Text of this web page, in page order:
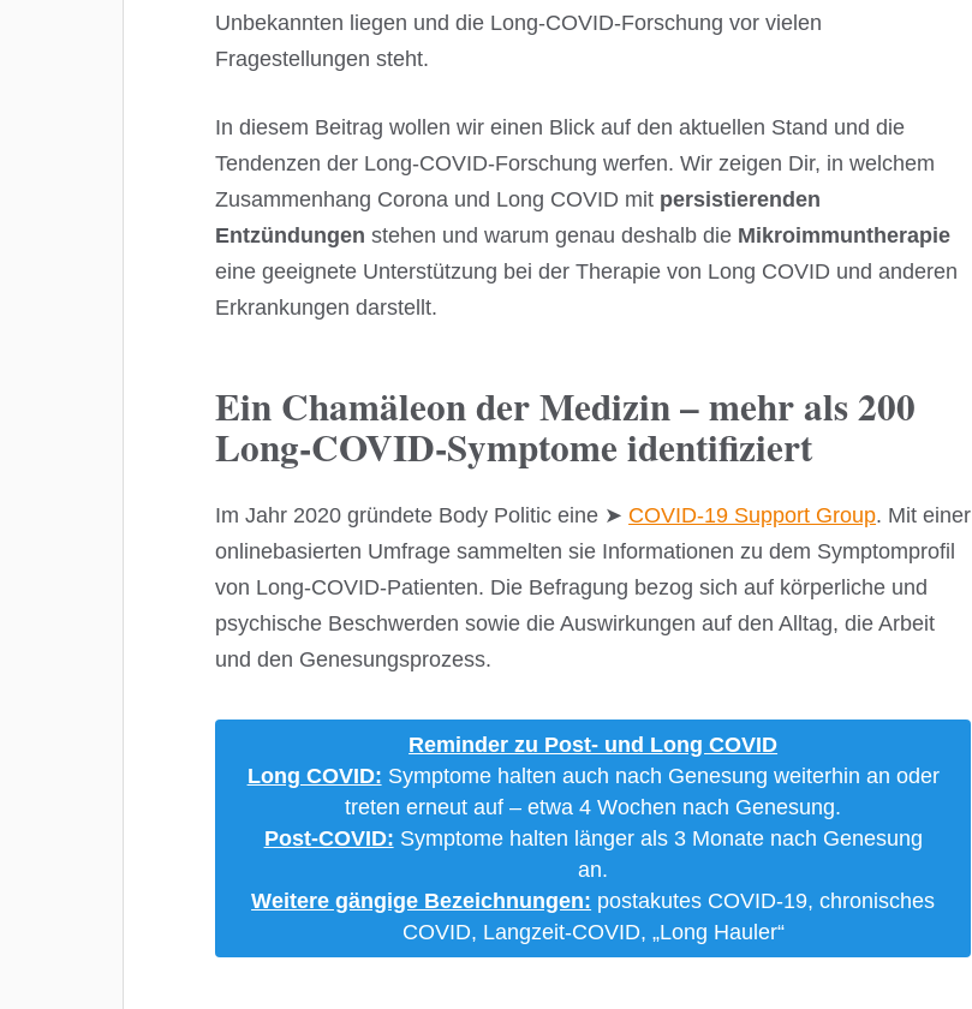
Unbekannten liegen und die Long-COVID-Forschung vor vielen
Fragestellungen steht.
In diesem Beitrag wollen wir einen Blick auf den aktuellen Stand und die
Tendenzen der Long-COVID-Forschung werfen. Wir zeigen Dir, in welchem
Zusammenhang Corona und Long COVID mit persistierenden
Entzündungen stehen und warum genau deshalb die Mikroimmuntherapie
eine geeignete Unterstützung bei der Therapie von Long COVID und anderen
Erkrankungen darstellt.
Ein Chamäleon der Medizin – mehr als 200
Long-COVID-Symptome identifiziert
Im Jahr 2020 gründete Body Politic eine ➤ COVID-19 Support Group. Mit einer
onlinebasierten Umfrage sammelten sie Informationen zu dem Symptomprofil
von Long-COVID-Patienten. Die Befragung bezog sich auf körperliche und
psychische Beschwerden sowie die Auswirkungen auf den Alltag, die Arbeit
und den Genesungsprozess.
Reminder zu Post- und Long COVID
Long COVID: Symptome halten auch nach Genesung weiterhin an oder
treten erneut auf – etwa 4 Wochen nach Genesung.
Post-COVID: Symptome halten länger als 3 Monate nach Genesung
an.
Weitere gängige Bezeichnungen: postakutes COVID-19, chronisches
COVID, Langzeit-COVID, „Long Hauler“